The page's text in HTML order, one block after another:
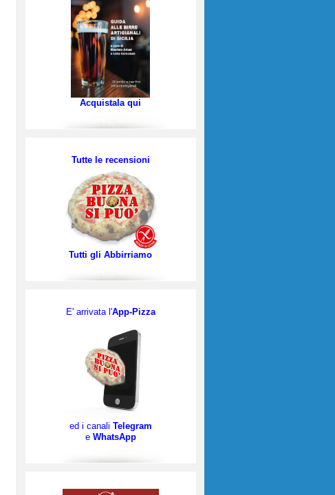
Acquistala qui
Tutte le recensioni
Tutti gli Abbirriamo
E' arrivata l'App-Pizza
ed i canali Telegram
e WhatsApp